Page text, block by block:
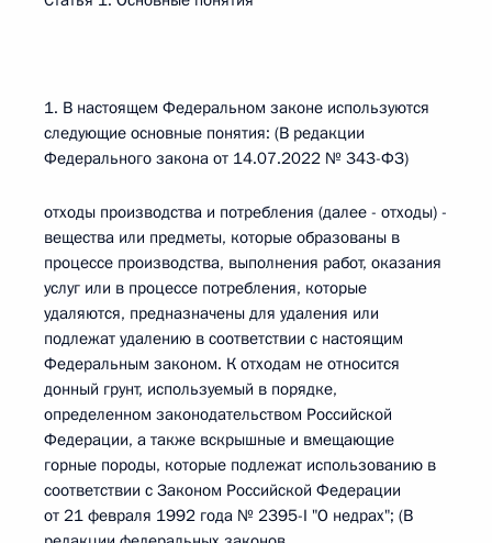
1. В настоящем Федеральном законе используются
следующие основные понятия: (В редакции
Федерального закона от 14.07.2022 № 343-ФЗ)
отходы производства и потребления (далее - отходы) -
вещества или предметы, которые образованы в
процессе производства, выполнения работ, оказания
услуг или в процессе потребления, которые
удаляются, предназначены для удаления или
подлежат удалению в соответствии с настоящим
Федеральным законом. К отходам не относится
донный грунт, используемый в порядке,
определенном законодательством Российской
Федерации, а также вскрышные и вмещающие
горные породы, которые подлежат использованию в
соответствии с Законом Российской Федерации
от 21 февраля 1992 года № 2395-I "О недрах"; (В